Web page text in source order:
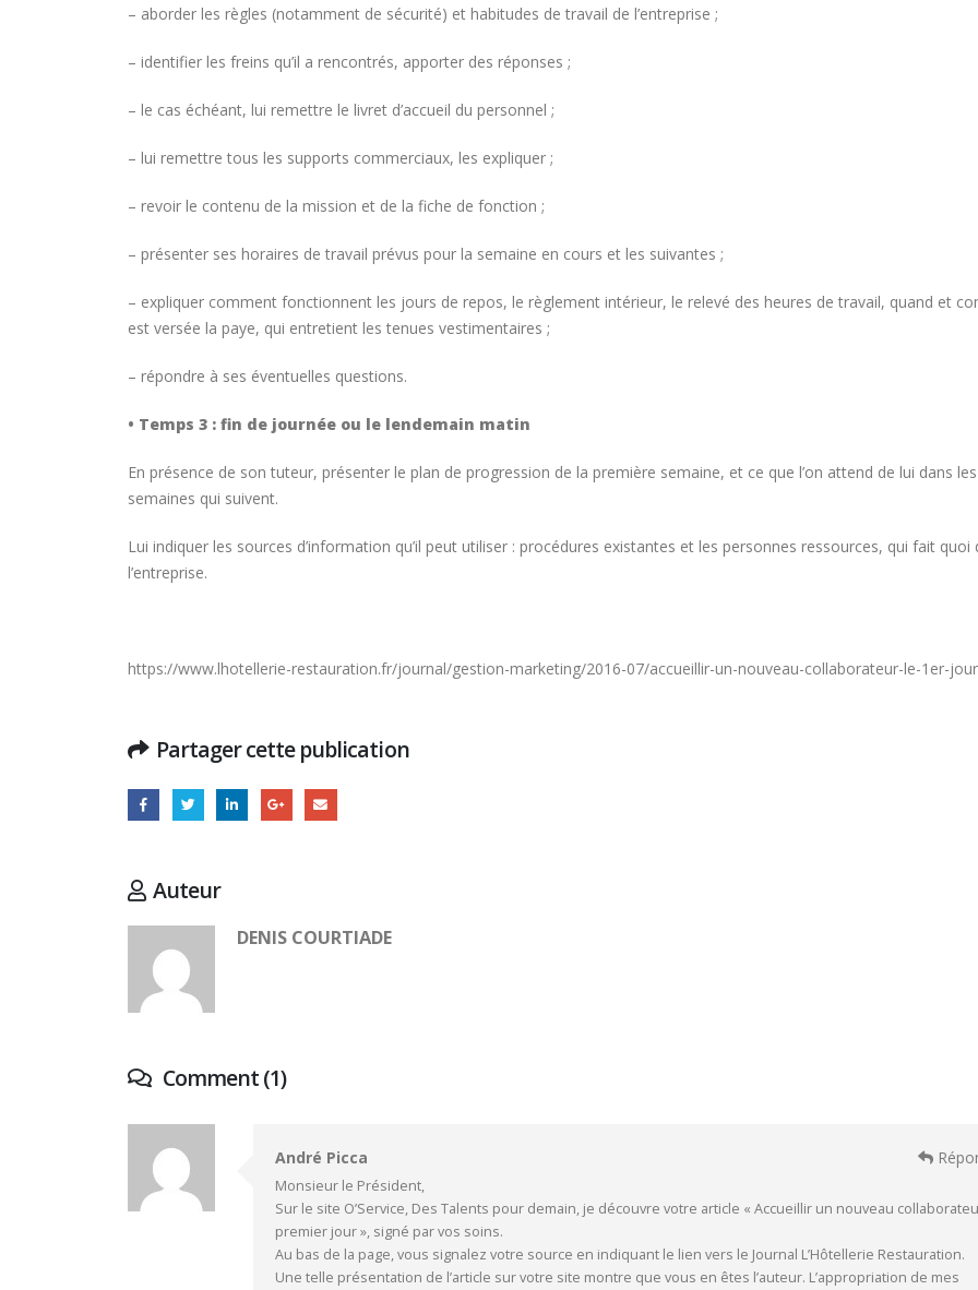
– aborder les règles (notamment de sécurité) et habitudes de travail de l’entreprise ;
– identifier les freins qu’il a rencontrés, apporter des réponses ;
– le cas échéant, lui remettre le livret d’accueil du personnel ;
– lui remettre tous les supports commerciaux, les expliquer ;
– revoir le contenu de la mission et de la fiche de fonction ;
– présenter ses horaires de travail prévus pour la semaine en cours et les suivantes ;
– expliquer comment fonctionnent les jours de repos, le règlement intérieur, le relevé des heures de travail, quand et
est versée la paye, qui entretient les tenues vestimentaires ;
– répondre à ses éventuelles questions.
• Temps 3 : fin de journée ou le lendemain matin
En présence de son tuteur, présenter le plan de progression de la première semaine, et ce que l’on attend de lui dans les
semaines qui suivent.
Lui indiquer les sources d’information qu’il peut utiliser : procédures existantes et les personnes ressources, qui fait quoi
l’entreprise.
https://www.lhotellerie-restauration.fr/journal/gestion-marketing/2016-07/accueillir-un-nouveau-collaborateur-le-1er-
Partager cette publication
Auteur
DENIS COURTIADE
Comment (1)
André Picca
Monsieur le Président,
Sur le site O’Service, Des Talents pour demain, je découvre votre article « Accueillir un nouveau
premier jour », signé par vos soins.
Au bas de la page, vous signalez votre source en indiquant le lien vers le Journal L’Hôtellerie Restauration.
Une telle présentation de l’article sur votre site montre que vous en êtes l’auteur. L’appropriation de mes